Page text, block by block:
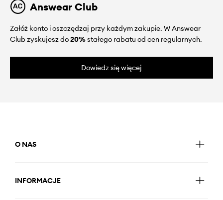
Answear Club
Załóż konto i oszczędzaj przy każdym zakupie. W Answear
Club zyskujesz do20%stałego rabatu od cen regularnych.
Dowiedz się więcej
O NAS
INFORMACJE